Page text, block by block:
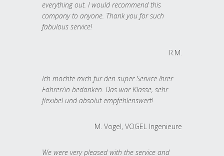
everything out. I would recommend this
company to anyone. Thank you for such
fabulous service!
R.M.
Ich möchte mich für den super Service Ihrer
Fahrer/in bedanken. Das war Klasse, sehr
flexibel und absolut empfehlenswert!
M. Vogel, VOGEL Ingenieure
We were very pleased with the service and